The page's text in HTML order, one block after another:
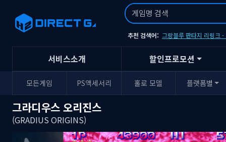
추천 검색어: 그랑블루 판타지 리링크
서비스소개 할인프로모션
모든게임 PS액세서리 홀로 모델 플랫폼별
그라디우스 오리진스
(GRADIUS ORIGINS)